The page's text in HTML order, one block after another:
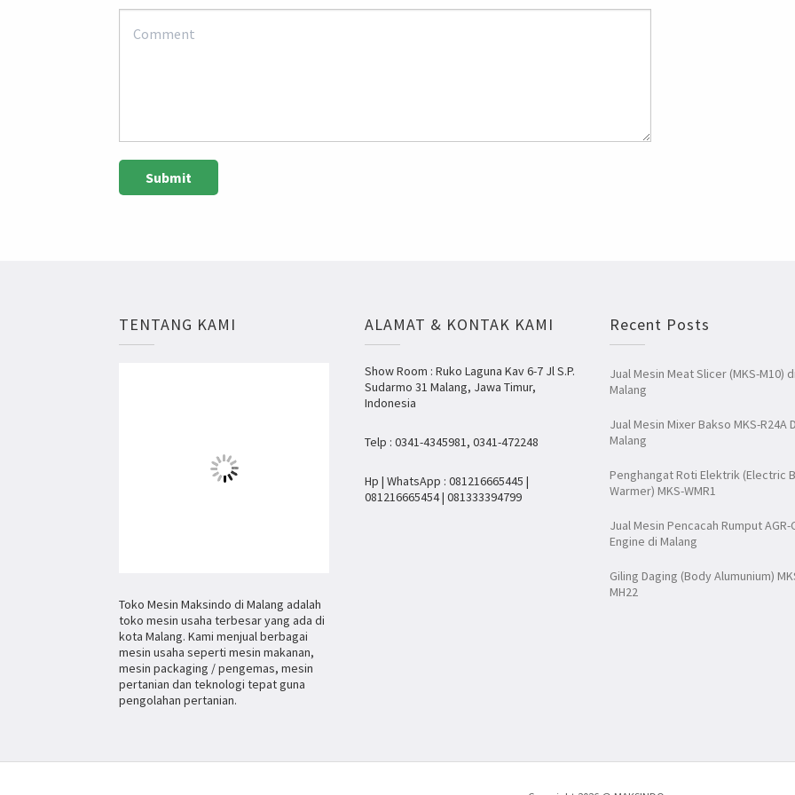
TENTANG KAMI
Toko Mesin Maksindo di Malang adalah
toko mesin usaha terbesar yang ada di
kota Malang. Kami menjual berbagai
mesin usaha seperti mesin makanan,
mesin packaging / pengemas, mesin
pertanian dan teknologi tepat guna
pengolahan pertanian.
ALAMAT & KONTAK KAMI
Show Room : Ruko Laguna Kav 6-7 Jl S.P.
Sudarmo 31 Malang, Jawa Timur,
Indonesia
Telp : 0341-4345981, 0341-472248
Hp | WhatsApp : 081216665445 |
081216665454 | 081333394799
Recent Posts
Jual Mesin Meat Slicer (MKS-M10)
Malang
Jual Mesin Mixer Bakso MKS-R24A
Malang
Penghangat Roti Elektrik (Electric
Warmer) MKS-WMR1
Jual Mesin Pencacah Rumput AGR-
Engine di Malang
Giling Daging (Body Alumunium)
MH22